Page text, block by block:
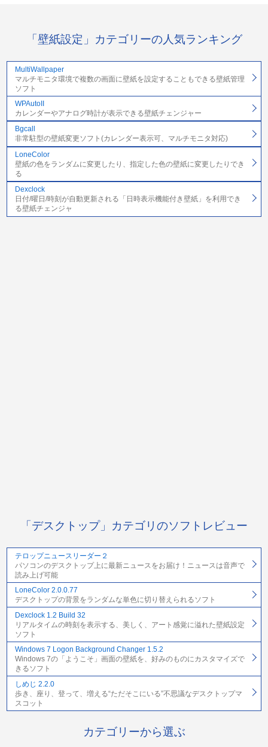
「壁紙設定」カテゴリーの人気ランキング
MultiWallpaper
マルチモニタ環境で複数の画面に壁紙を設定することもできる壁紙管理
ソフト
WPAutoII
カレンダーやアナログ時計が表示できる壁紙チェンジャー
Bgcall
非常駐型の壁紙変更ソフト(カレンダー表示可、マルチモニタ対応)
LoneColor
壁紙の色をランダムに変更したり、指定した色の壁紙に変更したりでき
る
Dexclock
日付/曜日/時刻が自動更新される「日時表示機能付き壁紙」を利用でき
る壁紙チェンジャ
「デスクトップ」カテゴリのソフトレビュー
テロップニュースリーダー２
パソコンのデスクトップ上に最新ニュースをお届け！ニュースは音声で
読み上げ可能
LoneColor 2.0.0.77
デスクトップの背景をランダムな単色に切り替えられるソフト
Dexclock 1.2 Build 32
リアルタイムの時刻を表示する、美しく、アート感覚に溢れた壁紙設定
ソフト
Windows 7 Logon Background Changer 1.5.2
Windows 7の「ようこそ」画面の壁紙を、好みのものにカスタマイズで
きるソフト
しめじ 2.2.0
歩き、座り、登って、増える“ただそこにいる”不思議なデスクトップマ
スコット
カテゴリーから選ぶ